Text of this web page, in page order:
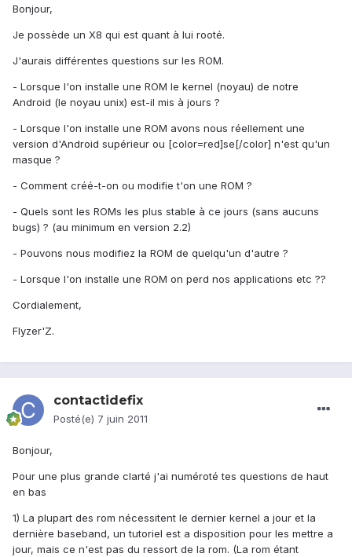
Bonjour,
Je possède un X8 qui est quant à lui rooté.
J'aurais différentes questions sur les ROM.
- Lorsque l'on installe une ROM le kernel (noyau) de notre
Android (le noyau unix) est-il mis à jours ?
- Lorsque l'on installe une ROM avons nous réellement une
version d'Android supérieur ou [color=red]se[/color] n'est qu'un
masque ?
- Comment créé-t-on ou modifie t'on une ROM ?
- Quels sont les ROMs les plus stable à ce jours (sans aucuns
bugs) ? (au minimum en version 2.2)
- Pouvons nous modifiez la ROM de quelqu'un d'autre ?
- Lorsque l'on installe une ROM on perd nos applications etc ??
Cordialement,
Flyzer'Z.
contactidefix
Posté(e) 7 juin 2011
Bonjour,
Pour une plus grande clarté j'ai numéroté tes questions de haut
en bas
1) La plupart des rom nécessitent le dernier kernel a jour et la
dernière baseband, un tutoriel est a disposition pour les mettre a
jour, mais ce n'est pas du ressort de la rom. (La rom étant